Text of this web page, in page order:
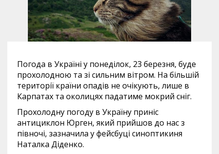
Погода в Україні у понеділок, 23 березня, буде
прохолодною та зі сильним вітром. На більшій
території країни опадів не очікують, лише в
Карпатах та околицях падатиме мокрий сніг.
Прохолодну погоду в Україну приніс
антициклон Юрген, який прийшов до нас з
півночі, зазначила у фейсбуці синоптикиня
Наталка Діденко.